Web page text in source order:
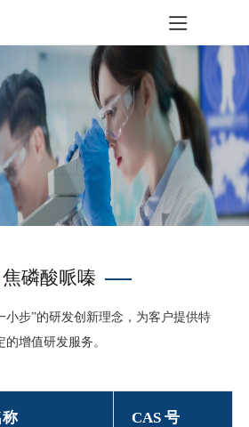
焦磷酸哌嗪
小步”的研发创新理念，为客户提供特
的增值研发服务。
CAS 号